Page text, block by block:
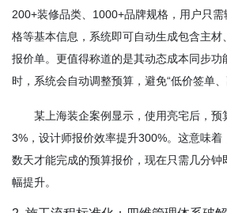
200+装修品类、1000+品牌规格，用户只
格等基本信息，系统即可自动生成包含主材
报价单。更值得称道的是其动态成本同步功
时，系统会自动调整预算，避免“低价签单、
某上海装企案例显示，使用亮宅后，预
3%，设计师报价效率提升300%。这意味着
数天才能完成的预算报价，现在只需几分钟
幅提升。